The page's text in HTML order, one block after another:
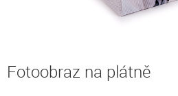
Fotoobraz na plátně